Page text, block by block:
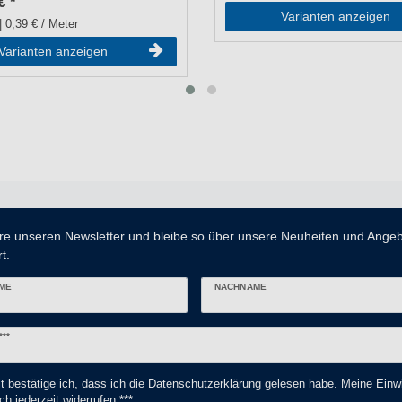
| 0,39 € / Meter
anzeigen
Varianten anzeigen
unseren Newsletter und bleibe so über unsere Neuheiten und
NACHNAME
bestätige ich, dass ich die Daten­schutz­erklärung gelesen habe. Meine